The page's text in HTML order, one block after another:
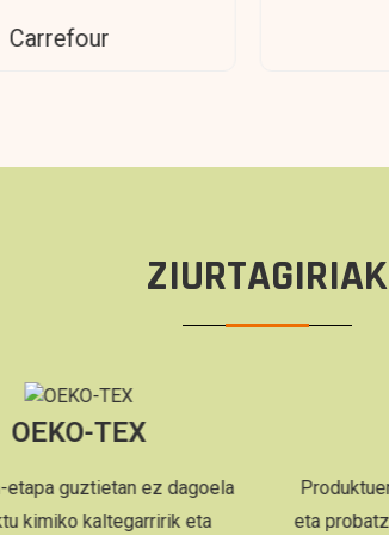
ZIURTAGIRIAK
Produktuen segurtasuna kontrolatzen
eta probatzen duen AEBetako agentzia